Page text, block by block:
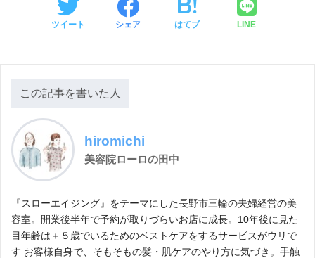
ツイート シェア はてブ LINE
この記事を書いた人
hiromichi
美容院ローロの田中
『スローエイジング』をテーマにした長野市三輪の夫婦経営の美
容室。開業後半年で予約が取りづらいお店に成長。10年後に見た
目年齢は＋５歳でいるためのベストケアをするサービスがウリで
す お客様自身で、そもそもの髪・肌ケアのやり方に気づき。手触